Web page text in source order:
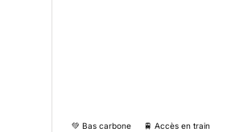
💚 Bas carbone 🚆 Accès en train